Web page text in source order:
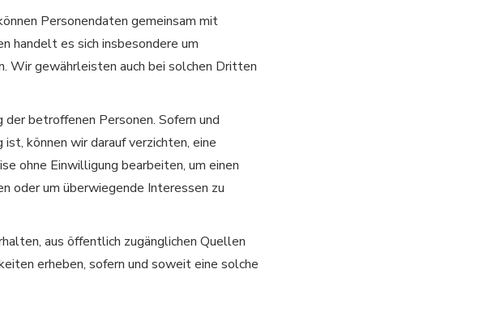
Personendaten gemeinsam mit
handelt es sich insbesondere um
Wir gewährleisten auch bei solchen Dritten
betroffenen Personen. Sofern und
können wir darauf verzichten, eine
ohne Einwilligung bearbeiten, um einen
oder um überwiegende Interessen zu
aus öffentlich zugänglichen Quellen
erheben, sofern und soweit eine solche